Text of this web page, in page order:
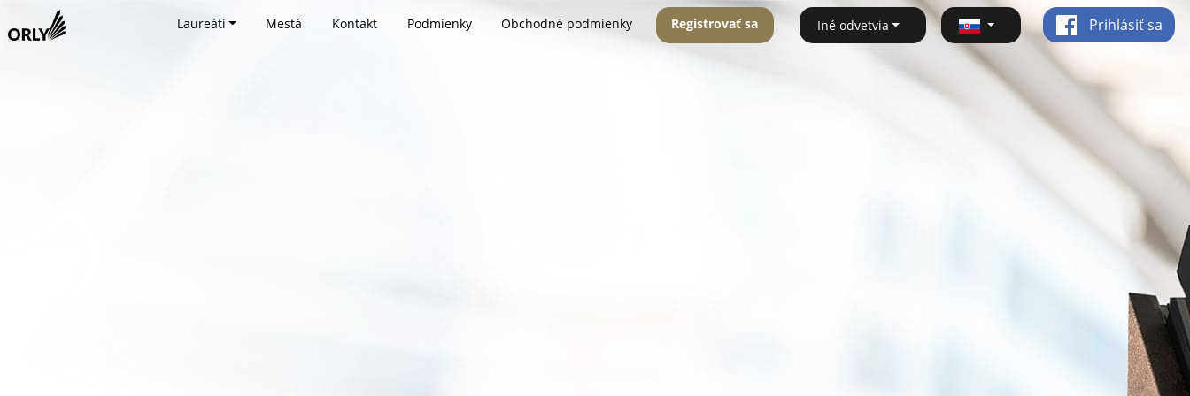
Laureáti Mestá Kontakt Podmienky Obchodné podmienky Registrovať sa Iné odvetvia Prihlásiť sa